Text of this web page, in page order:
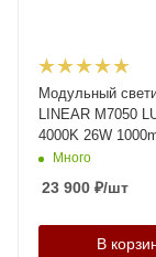
Модульный
LINEAR M7050
4000K 26W
Много
23 900 ₽/шт
В